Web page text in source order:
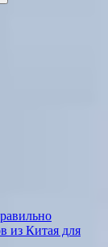
из Китая для